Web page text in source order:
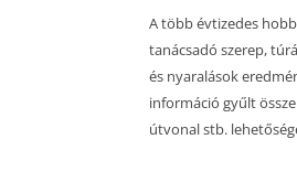
A több évtizedes
tanácsadó szerep,
és nyaralások
információ gyűlt
útvonal stb.